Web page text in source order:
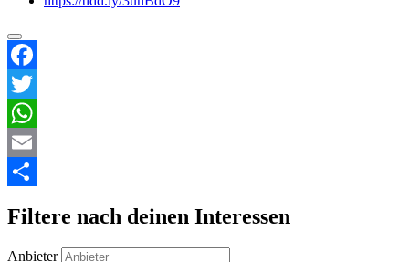
Facebook
Twitter
WhatsApp
Email
Filtere nach deinen Interessen
Anbieter